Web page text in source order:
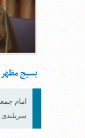
بسیج
امام